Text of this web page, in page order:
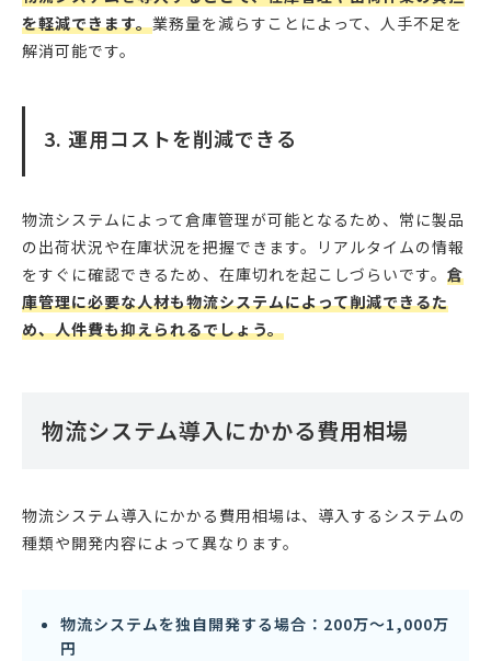
を軽減できます。業務量を減らすことによって、人手不足を
解消可能です。
3. 運用コストを削減できる
物流システムによって倉庫管理が可能となるため、常に製品
の出荷状況や在庫状況を把握できます。リアルタイムの情報
をすぐに確認できるため、在庫切れを起こしづらいです。 倉
庫管理に必要な人材も物流システムによって削減できるた
め、人件費も抑えられるでしょう。
物流システム導入にかかる費用相場
物流システム導入にかかる費用相場は、導入するシステムの
種類や開発内容によって異なります。
物流システムを独自開発する場合：200万〜1,000万
円